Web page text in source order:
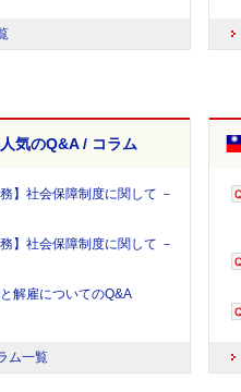
気のQ&A / コラム
】社会保障制度に関して －
】社会保障制度に関して －
解雇についてのQ&A
ム一覧